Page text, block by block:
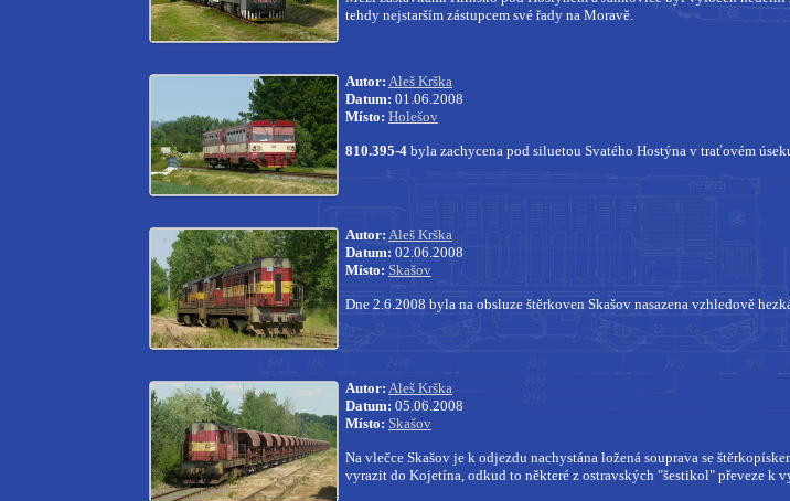
tehdy nejstarším zástupcem své řady na Moravě.
Autor: Aleš Krška
Datum: 01.06.2008
Místo: Holešov
810.395-4 byla zachycena pod siluetou Svatého Hostýna v traťovém
Autor: Aleš Krška
Datum: 02.06.2008
Místo: Skašov
Dne 2.6.2008 byla na obsluze štěrkoven Skašov nasazena vzhledově
Autor: Aleš Krška
Datum: 05.06.2008
Místo: Skašov
Na vlečce Skašov je k odjezdu nachystána ložená souprava se
vyrazit do Kojetína, odkud to některé z ostravských "šestikol" převeze k